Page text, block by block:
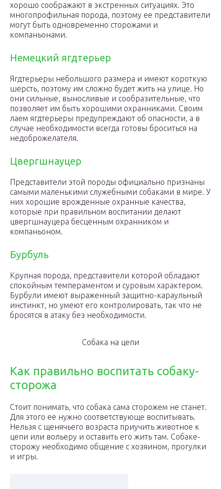
хорошо соображают в экстренных ситуациях. Это
многопрофильная порода, поэтому ее представители
могут быть одновременно сторожами и
компаньонами.
Немецкий ягдтерьер
Ягдтерьеры небольшого размера и имеют короткую
шерсть, поэтому им сложно будет жить на улице. Но
они сильные, выносливые и сообразительные, что
позволяет им быть хорошими охранниками. Своим
лаем ягдтерьеры предупреждают об опасности, а в
случае необходимости всегда готовы броситься на
недоброжелателя.
Цвергшнауцер
Представители этой породы официально признаны
самыми маленькими служебными собаками в мире. У
них хорошие врожденные охранные качества,
которые при правильном воспитании делают
цвергшнауцера бесценным охранником и
компаньоном.
Бурбуль
Крупная порода, представители которой обладают
спокойным темпераментом и суровым характером.
Бурбули имеют выраженный защитно-караульный
инстинкт, но умеют его контролировать, так что не
бросятся в атаку без необходимости.
Собака на цепи
Как правильно воспитать собаку-
сторожа
Стоит понимать, что собака сама сторожем не станет.
Для этого ее нужно соответствующе воспитывать.
Нельзя с щенячьего возраста приучить животное к
цепи или вольеру и оставить его жить там. Собаке-
сторожу необходимо общение с хозяином, прогулки
и игры.